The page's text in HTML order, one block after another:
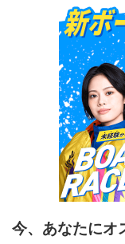
今、あなたにオ